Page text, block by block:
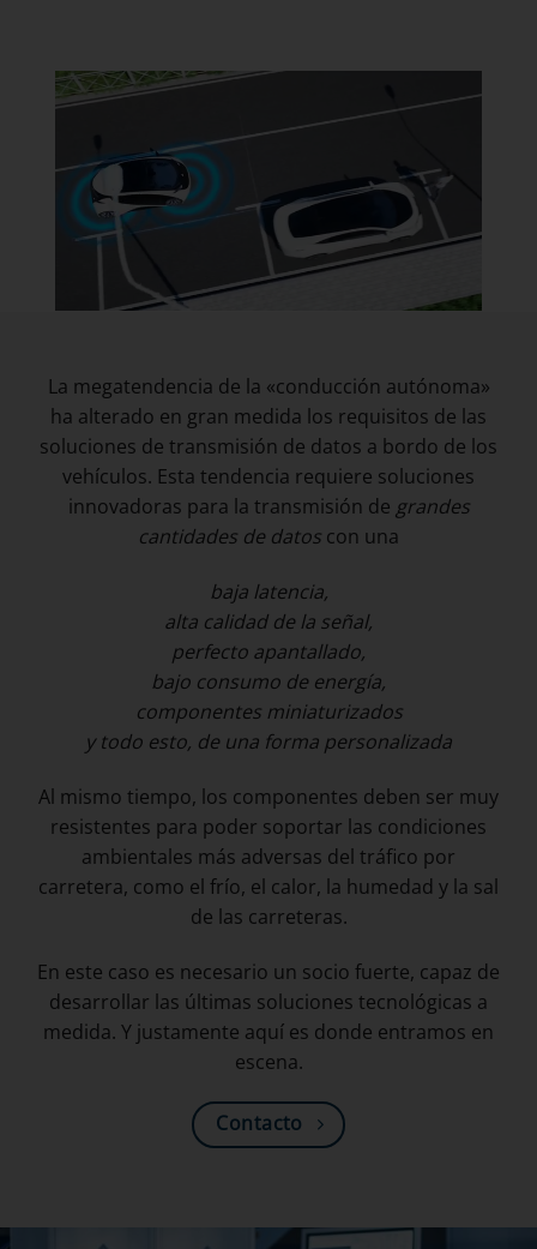
La megatendencia de la «conducción autónoma»
ha alterado en gran medida los requisitos de las
soluciones de transmisión de datos a bordo de los
vehículos. Esta tendencia requiere soluciones
innovadoras para la transmisión de grandes
cantidades de datos con una
baja latencia,
alta calidad de la señal,
perfecto apantallado,
bajo consumo de energía,
componentes miniaturizados
y todo esto, de una forma personalizada
Al mismo tiempo, los componentes deben ser muy
resistentes para poder soportar las condiciones
ambientales más adversas del tráfico por
carretera, como el frío, el calor, la humedad y la sal
de las carreteras.
En este caso es necesario un socio fuerte, capaz de
desarrollar las últimas soluciones tecnológicas a
medida. Y justamente aquí es donde entramos en
escena.
Contacto